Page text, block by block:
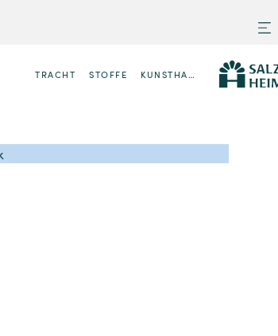
TRACHT STOFFE KUNSTHANDWERK